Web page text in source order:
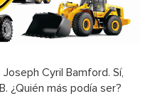
Cyril Bamford. Sí,
¿Quién más podía ser?